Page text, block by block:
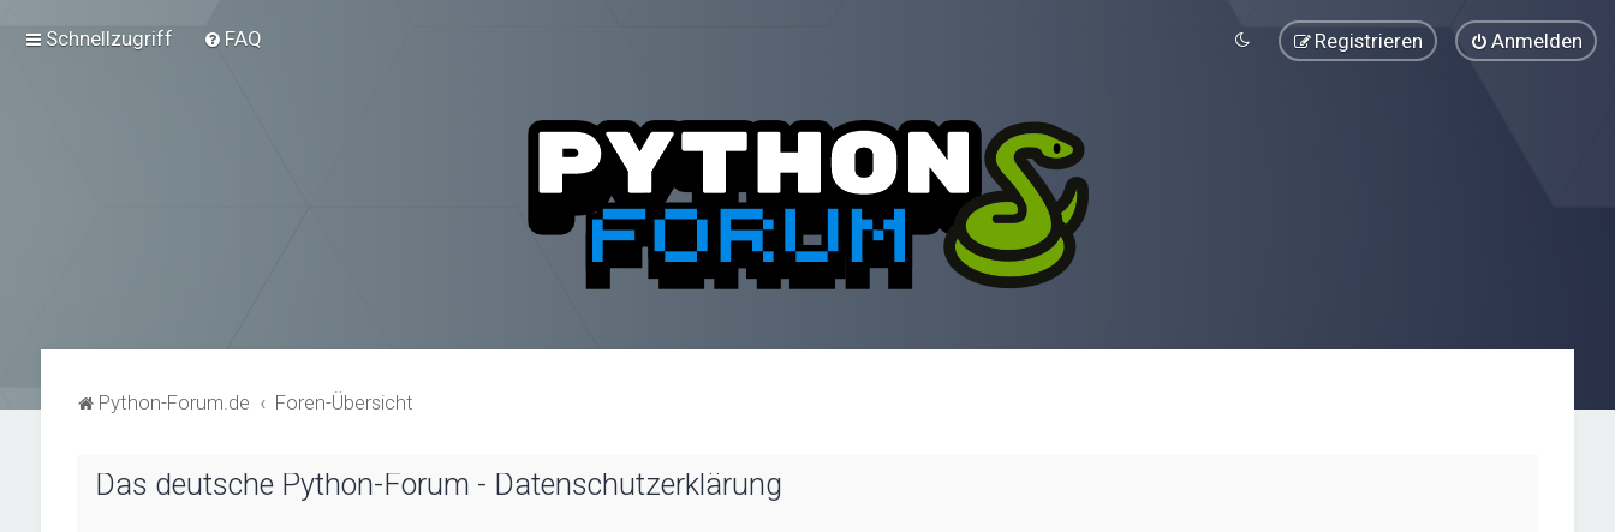
Schnellzugriff FAQ Anmelden
Registrieren
Python-Forum.de Foren-Übersicht
Das deutsche Python-Forum - Datenschutzerklärung